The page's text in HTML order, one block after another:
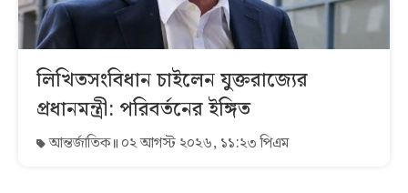
লিখিতসংবিধান চাইলেন যুক্তরাজ্যের
প্রধানমন্ত্রী: পরিবর্তনের ইঙ্গিত
আন্তর্জাতিক ০২ আগস্ট ২০২৬, ১১:২৩ পিএম